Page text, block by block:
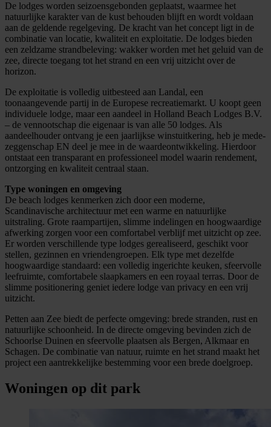
De lodges worden seizoensgebonden geplaatst, waarmee het
natuurlijke karakter van de kust behouden blijft en wordt voldaan
aan de geldende regelgeving. De kracht van het concept ligt in de
combinatie van locatie, kwaliteit en exploitatie. De lodges bieden
een zeldzame strandbeleving: wakker worden met het geluid van de
zee, directe toegang tot het strand en een vrij uitzicht over de
horizon.
De exploitatie is volledig uitbesteed aan Landal, een
toonaangevende partij in de Europese recreatiemarkt. U koopt geen
individuele lodge, maar een aandeel in Holland Beach Lodges B.V.
– de vennootschap die eigenaar is van alle 50 lodges. Als
aandeelhouder ontvang je een jaarlijkse winstuitkering, heb je mede-
zeggenschap EN deel je mee in de waardeontwikkeling. Hierdoor
ontstaat een transparant en professioneel model waarin rendement,
ontzorging en kwaliteit centraal staan.
Type woningen en omgeving
De beach lodges kenmerken zich door een moderne,
Scandinavische architectuur met een warme en natuurlijke
uitstraling. Grote raampartijen, slimme indelingen en hoogwaardige
afwerking zorgen voor een comfortabel verblijf met uitzicht op zee.
Er worden verschillende type lodges gerealiseerd, geschikt voor
stellen, gezinnen en vriendengroepen. Elk type met dezelfde
hoogwaardige standaard: een volledig ingerichte keuken, sfeervolle
leefruimte, comfortabele slaapkamers en een royaal terras. Door de
slimme positionering geniet iedere lodge van privacy en een vrij
uitzicht.
Petten aan Zee biedt de perfecte omgeving: brede stranden, rust en
natuurlijke schoonheid. In de directe omgeving bevinden zich de
Schoorlse Duinen en sfeervolle plaatsen als Bergen, Alkmaar en
Schagen. De combinatie van natuur, ruimte en het strand maakt het
project een aantrekkelijke bestemming voor een brede doelgroep.
Woningen op dit park